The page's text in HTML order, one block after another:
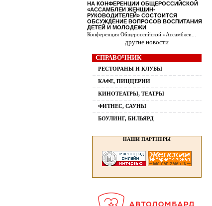
НА КОНФЕРЕНЦИИ ОБЩЕРОССИЙСКОЙ
«АССАМБЛЕИ ЖЕНЩИН-
РУКОВОДИТЕЛЕЙ» СОСТОИТСЯ
ОБСУЖДЕНИЕ ВОПРОСОВ ВОСПИТАНИЯ
ДЕТЕЙ И МОЛОДЕЖИ
Конференция Общероссийской «Ассамблеи...
другие новости
СПРАВОЧНИК
РЕСТОРАНЫ И КЛУБЫ
КАФЕ, ПИЦЦЕРИИ
КИНОТЕАТРЫ, ТЕАТРЫ
ФИТНЕС, САУНЫ
БОУЛИНГ, БИЛЬЯРД
НАШИ ПАРТНЕРЫ